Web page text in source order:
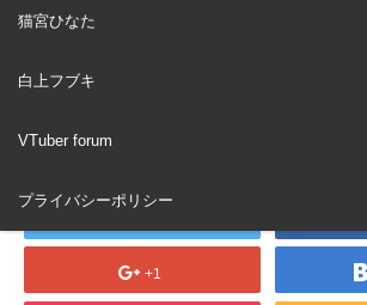
猫宮ひなた
白上フブキ
VTuber forum
プライバシーポリシー
※危険なので絶対にマネしない
+1